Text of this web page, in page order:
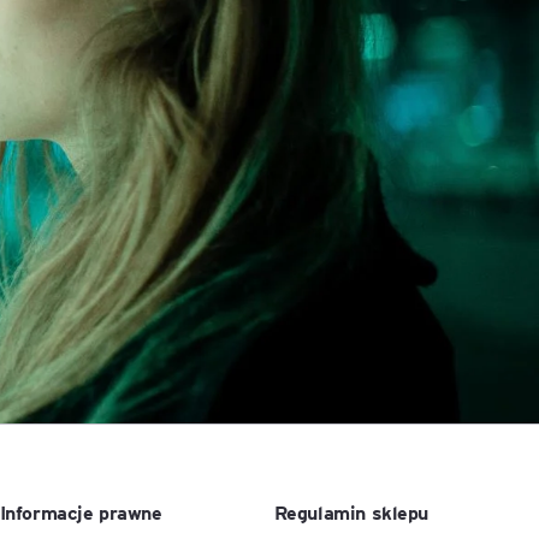
Agile
ACCA - Master’s Degree in
Finance and Accounting - SGH
MSSF w praktyce – studia
podyplomowe
International Finance – studia
podyplomowe
Audyt wewnętrzny – studia
podyplomowe
Master of Business
Administration w Dąbrowie
Górniczej
Projektami
Accounting Explained:
Nieoczywiste przypadki
księgowe
Kawa z Ekspertem
People&Culture – podręczny
niezbędnik w świecie HR
Tempo Menedżera – znajdź
Informacje prawne Regulamin sklepu